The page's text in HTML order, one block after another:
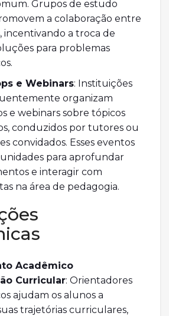
Grupos de estudo
a colaboração entre
incentivando a troca de
para problemas
e Webinars: Instituições
organizam
e webinars sobre tópicos
conduzidos por tutores ou
convidados. Esses eventos
para aprofundar
e interagir com
na área de pedagogia.
Acadêmico
Curricular: Orientadores
ajudam os alunos a
trajetórias curriculares,